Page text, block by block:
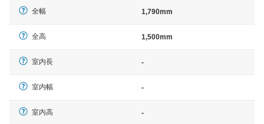
全幅 1,790mm
全高 1,500mm
室内長 -
室内幅 -
室内高 -